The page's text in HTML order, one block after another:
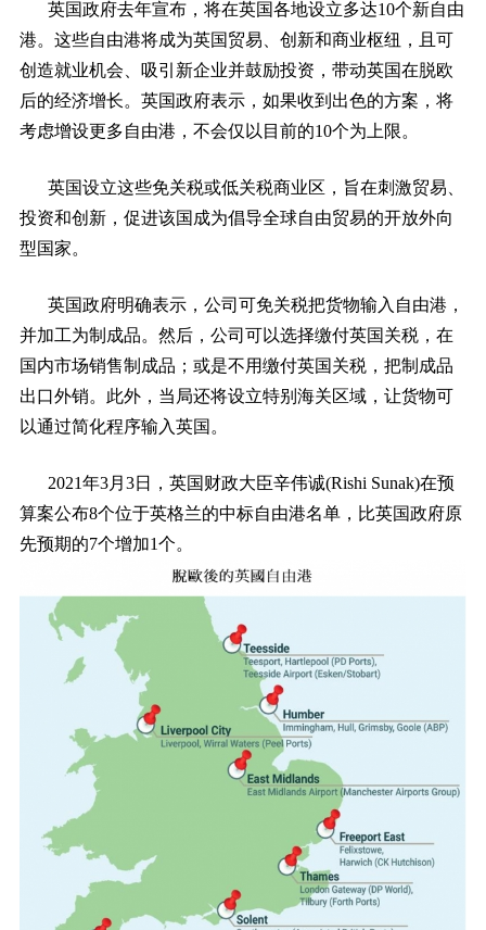
英国政府去年宣布，将在英国各地设立多达10个新自由
港。 这些自由港将成为英国贸易、创新和商业枢纽，且可
创造就业机会、吸引新企业并鼓励投资，带动英国在脱欧
后的经济增长。英国政府表示，如果收到出色的方案，将
考虑增设更多自由港，不会仅以目前的10个为上限。
英国设立这些免关税或低关税商业区，旨在刺激贸易、
投资和创新，促进该国成为倡导全球自由贸易的开放外向
型国家。
英国政府明确表示，公司可免关税把货物输入自由港，
并加工为制成品。然后，公司可以选择缴付英国关税，在
国内市场销售制成品；或是不用缴付英国关税，把制成品
出口外销。此外，当局还将设立特别海关区域，让货物可
以通过简化程序输入英国。
2021年3月3日，英国财政大臣辛伟诚(Rishi Sunak)在预
算案公布8个位于英格兰的中标自由港名单，比英国政府原
先预期的7个增加1个。